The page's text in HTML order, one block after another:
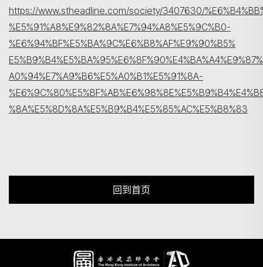
https://www.stheadline.com/society/3407630/
%E5%91%A8%E9%82%8A%E7%94%A8%E5%9C%B0-
%E6%94%BF%E5%BA%9C%E6%B8%AF%E9%90%B5%
A0%94%E7%A9%B6%E5%A0%B1%E5%91%8A-
%8A%E5%8D%8A%E5%B9%B4%E5%85%AC%E5%B8%83
回到首页